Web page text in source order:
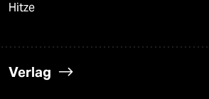
Hitze
Verlag